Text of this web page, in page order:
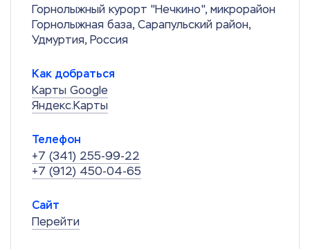
Горнолыжный курорт "Нечкино", микрорайон
Горнолыжная база, Сарапульский район,
Удмуртия, Россия
Как добраться
Карты Google
Яндекс.Карты
Телефон
+7 (341) 255-99-22
+7 (912) 450-04-65
Сайт
Перейти